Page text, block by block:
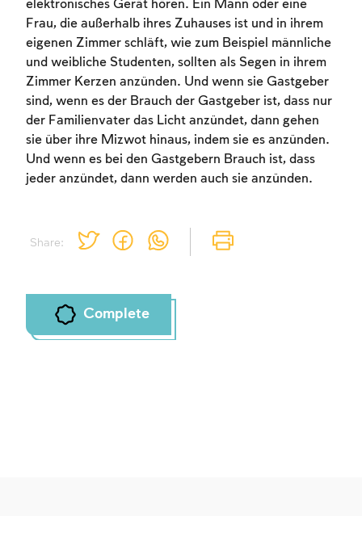
Share:
elektronisches Gerät hören. Ein Mann oder eine
Frau, die außerhalb ihres Zuhauses ist und in ihrem
eigenen Zimmer schläft, wie zum Beispiel männliche
und weibliche Studenten, sollten als Segen in ihrem
Zimmer Kerzen anzünden. Und wenn sie Gastgeber
sind, wenn es der Brauch der Gastgeber ist, dass nur
der Familienvater das Licht anzündet, dann gehen
sie über ihre Mizwot hinaus, indem sie es anzünden.
Und wenn es bei den Gastgebern Brauch ist, dass
jeder anzündet, dann werden auch sie anzünden.
Complete